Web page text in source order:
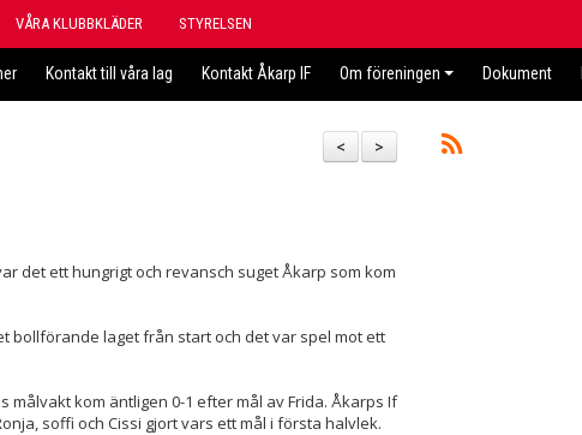
VÅRA KLUBBKLÄDER STYRELSEN
Kontakt till våra lag Kontakt Åkarp IF Om föreningen Dokument
>
<
det ett hungrigt och revansch suget Åkarp som kom
bollförande laget från start och det var spel mot ett
kom äntligen 0-1 efter mål av Frida. Åkarps If
soffi och Cissi gjort vars ett mål i första halvlek.